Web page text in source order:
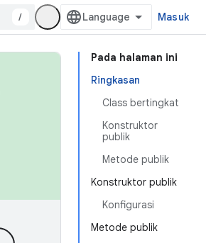
/ Masuk
Pada halaman ini
Ringkasan
Class bertingkat
Konstruktor
publik
Metode publik
Konstruktor publik
Konfigurasi
Metode publik